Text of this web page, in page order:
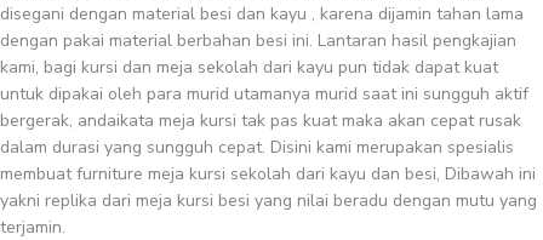
disegani dengan material besi dan kayu , karena dijamin tahan lama
dengan pakai material berbahan besi ini. Lantaran hasil pengkajian
kami, bagi kursi dan meja sekolah dari kayu pun tidak dapat kuat
untuk dipakai oleh para murid utamanya murid saat ini sungguh aktif
bergerak, andaikata meja kursi tak pas kuat maka akan cepat rusak
dalam durasi yang sungguh cepat. Disini kami merupakan spesialis
membuat furniture meja kursi sekolah dari kayu dan besi, Dibawah ini
yakni replika dari meja kursi besi yang nilai beradu dengan mutu yang
terjamin.